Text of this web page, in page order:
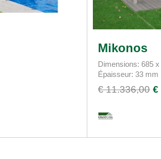
Mikonos
Dimensions: 685
Épaisseur: 33 mm
€ 11.336,00 €